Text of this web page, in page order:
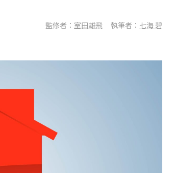
監修者： 室田雄飛 執筆者： 七海 碧